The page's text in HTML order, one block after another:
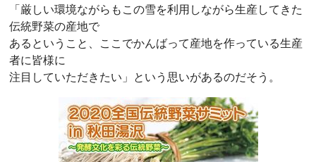
「厳しい環境ながらもこの雪を利用しながら生産してきた
伝統野菜の産地で
あるということ、ここでかんばって産地を作っている生産
者に皆様に
注目していただきたい」という思いがあるのだそう。